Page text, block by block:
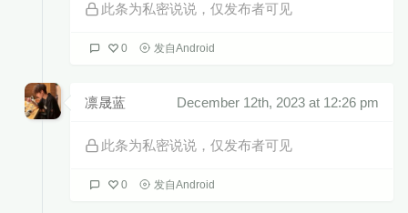
此条为私密说说，仅发布者可见
0 发自Android
凛晟蓝 December 12th, 2023 at 12:26 pm
此条为私密说说，仅发布者可见
0 发自Android